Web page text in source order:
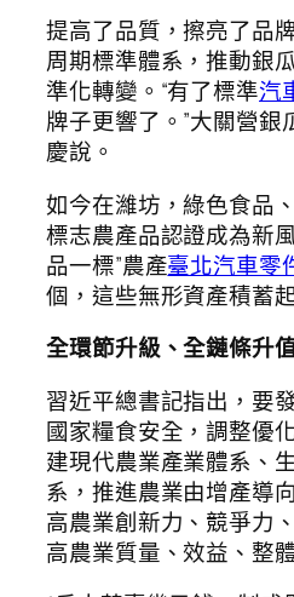
提高了品質，擦亮了品
周期標準體系，推動銀
準化轉變。“有了標準汽
牌子更響了。”大關營銀
慶說。
如今在濰坊，綠色食品
標志農產品認證成為新
品一標”農產臺北汽車零
個，這些無形資產積蓄
全環節升級、全鏈條升
習近平總書記指出，要
國家糧食安全，調整優
建現代農業產業體系、
系，推進農業由增產導
高農業創新力、競爭力
高農業質量、效益、整